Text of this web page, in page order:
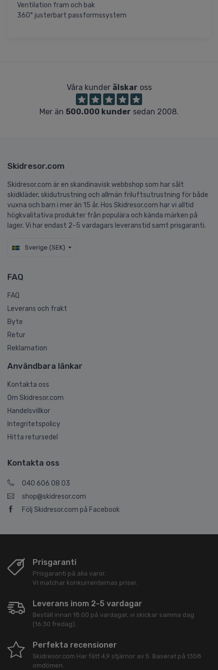
Ventilation fram och bak
360° justerbart passformssystem
Våra kunder älskar oss
Mer än 500.000 kunder sedan 2008.
Skidresor.com
Skidresor.com är en skandinavisk webbshop som har sålt
skidkläder, skidutrustning och allmän friluftsutrustning för både
vuxna och barn i mer än 15 år. Hos Skidresor.com har vi alltid
högkvalitativa produkter från populära och kända märken på
lager. Vi har endast 2-5 vardagars leveranstid samt prisgaranti.
Sverige (SEK)
FAQ
FAQ
Leverans och frakt
Byte
Retur
Reklamation
Användbara länkar
Kontakta oss
Om Skidresor.com
Handelsvillkor
Integritetspolicy
Hitta retursedel
Kontakta oss
040 606 08 03
shop@skidresor.com
Följ Skidresor.com på Facebook
Prisgaranti
Prisgaranti på alla varor.
Vi matchar konkurrenternas priser.
Leverans inom 2-5 vardagar
Beställ innan 18:00 på vardagar, vi skickar samma dag
(16:30 fredag).
Perfekta recensioner
Skidresor.com Har fått 4,9 stjärnor av 5 . Baserat på 1358
omdömen.